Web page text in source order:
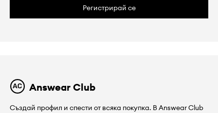
Регистрирай се
Answear Club
Създай профил и спести от всяка покупка. В Answear Club